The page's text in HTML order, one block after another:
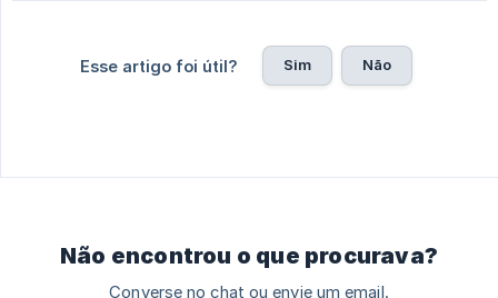
Esse artigo foi útil? Sim Não
Não encontrou o que procurava?
Converse no chat ou envie um email.